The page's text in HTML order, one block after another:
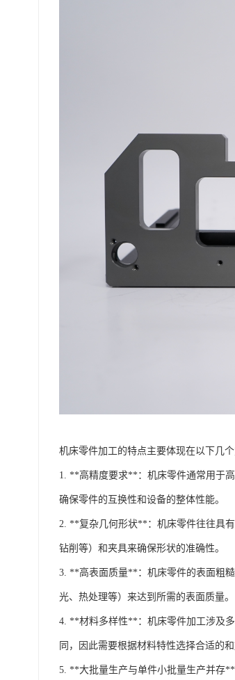
机床零件加工的特点主要体现在以下几个
1. **高精度要求**：机床零件通常用于
确保零件的互换性和设备的整体性能。
2. **复杂几何形状**：机床零件往往具
钻削等）和夹具来确保形状的准确性。
3. **高表面质量**：机床零件的表面粗
光、热处理等）来达到所需的表面质量。
4. **材料多样性**：机床零件加工涉及
同，因此需要根据材料特性选择合适的和
5. **大批量生产与单件小批量生产并存